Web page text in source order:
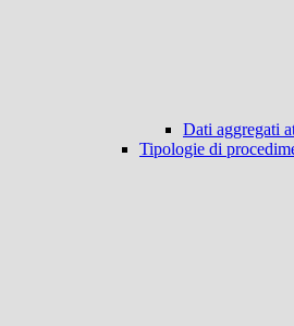
Dati aggregati
Tipologie di